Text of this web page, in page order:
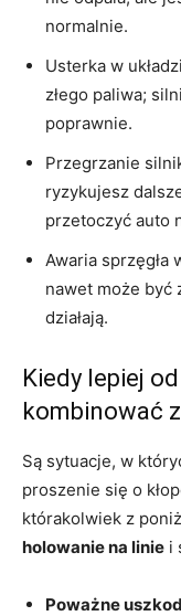
normalnie.
Usterka w
złego paliwa;
poprawnie.
Przegrzanie
ryzykujesz
przetoczyć auto
Awaria sprzęgła
nawet może być
działają.
Kiedy lepiej
kombinować
Są sytuacje, w
proszenie się o
którakolwiek z
holowanie na linie i
Poważne